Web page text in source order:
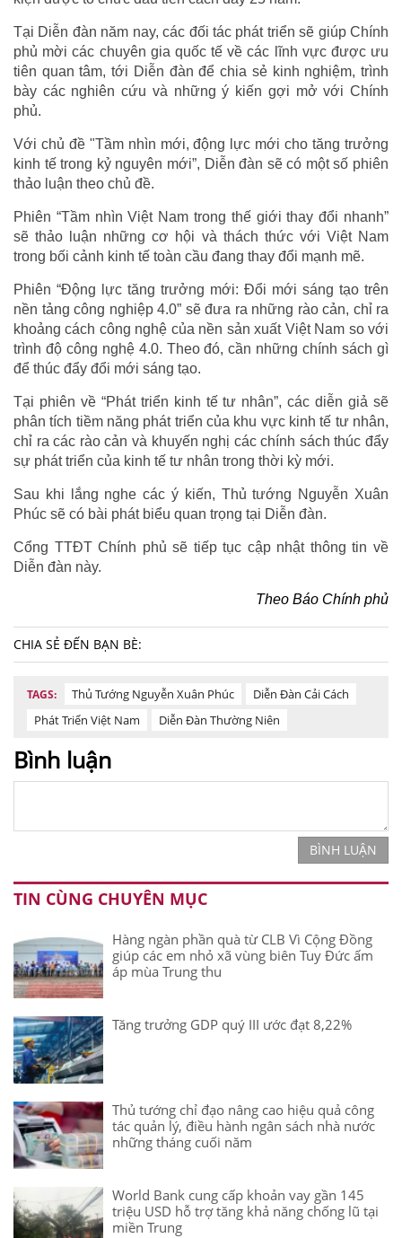
Tại Diễn đàn năm nay, các đối tác phát triển sẽ giúp Chính
phủ mời các chuyên gia quốc tế về các lĩnh vực được ưu
tiên quan tâm, tới Diễn đàn để chia sẻ kinh nghiệm, trình
bày các nghiên cứu và những ý kiến gợi mở với Chính
phủ.
Với chủ đề "Tầm nhìn mới, động lực mới cho tăng trưởng
kinh tế trong kỷ nguyên mới”, Diễn đàn sẽ có một số phiên
thảo luận theo chủ đề.
Phiên “Tầm nhìn Việt Nam trong thế giới thay đổi nhanh”
sẽ thảo luận những cơ hội và thách thức với Việt Nam
trong bối cảnh kinh tế toàn cầu đang thay đổi mạnh mẽ.
Phiên “Động lực tăng trưởng mới: Đổi mới sáng tạo trên
nền tảng công nghiệp 4.0” sẽ đưa ra những rào cản, chỉ ra
khoảng cách công nghệ của nền sản xuất Việt Nam so với
trình độ công nghệ 4.0. Theo đó, cần những chính sách gì
để thúc đẩy đổi mới sáng tạo.
Tại phiên về “Phát triển kinh tế tư nhân”, các diễn giả sẽ
phân tích tiềm năng phát triển của khu vực kinh tế tư nhân,
chỉ ra các rào cản và khuyến nghị các chính sách thúc đẩy
sự phát triển của kinh tế tư nhân trong thời kỳ mới.
Sau khi lắng nghe các ý kiến, Thủ tướng Nguyễn Xuân
Phúc sẽ có bài phát biểu quan trọng tại Diễn đàn.
Cổng TTĐT Chính phủ sẽ tiếp tục cập nhật thông tin về
Diễn đàn này.
Theo Báo Chính phủ
CHIA SẺ ĐẾN BẠN BÈ:
TAGS: Thủ Tướng Nguyễn Xuân Phúc
Diễn Đàn Cải Cách
Phát Triển Việt Nam
Diễn Đàn Thường Niên
Bình luận
BÌNH LUẬN
TIN CÙNG CHUYÊN MỤC
Hàng ngàn phần quà từ CLB Vì Cộng Đồng
giúp các em nhỏ xã vùng biên Tuy Đức ấm
áp mùa Trung thu
Tăng trưởng GDP quý III ước đạt 8,22%
Thủ tướng chỉ đạo nâng cao hiệu quả công
tác quản lý, điều hành ngân sách nhà nước
những tháng cuối năm
World Bank cung cấp khoản vay gần 145
triệu USD hỗ trợ tăng khả năng chống lũ tại
miền Trung